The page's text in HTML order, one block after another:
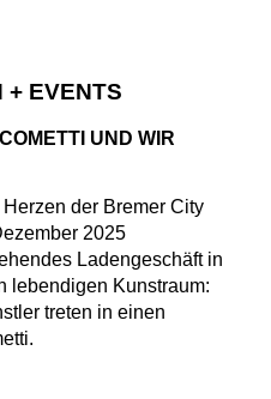
+ EVENTS
UND WIR
der Bremer City
2025
Ladengeschäft in
lebendigen Kunstraum:
treten in einen